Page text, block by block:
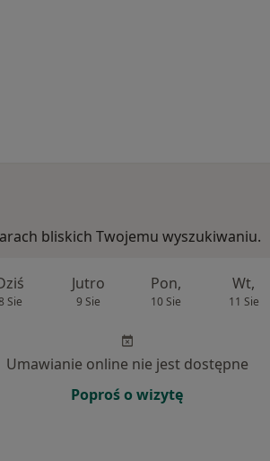
bliskich Twojemu wyszukiwaniu.
Sie
Jutro
9 Sie
Pon,
10 Sie
Wt,
11 Sie
Umawianie online nie jest dostępne
Poproś o wizytę